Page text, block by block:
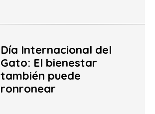
Día Internacional del
Gato: El bienestar
también puede
ronronear